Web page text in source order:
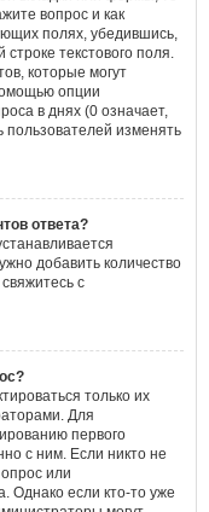
вопрос и как
полях, убедившись,
текстового поля.
которые могут
опции
в днях (0 означает,
пользователей изменять
ответа?
добавить количество
с
только их
Для
первого
с ним. Если никто не
или
Однако если кто-то уже